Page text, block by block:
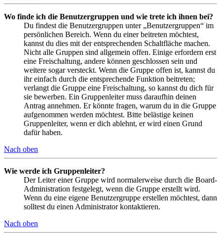
Wo finde ich die Benutzergruppen und wie trete ich ihnen bei?
Du findest die Benutzergruppen unter „Benutzergruppen“ im
persönlichen Bereich. Wenn du einer beitreten möchtest,
kannst du dies mit der entsprechenden Schaltfläche machen.
Nicht alle Gruppen sind allgemein offen. Einige erfordern erst
eine Freischaltung, andere können geschlossen sein und
weitere sogar versteckt. Wenn die Gruppe offen ist, kannst du
ihr einfach durch die entsprechende Funktion beitreten;
verlangt die Gruppe eine Freischaltung, so kannst du dich für
sie bewerben. Ein Gruppenleiter muss daraufhin deinen
Antrag annehmen. Er könnte fragen, warum du in die Gruppe
aufgenommen werden möchtest. Bitte belästige keinen
Gruppenleiter, wenn er dich ablehnt, er wird einen Grund
dafür haben.
Nach oben
Wie werde ich Gruppenleiter?
Der Leiter einer Gruppe wird normalerweise durch die Board-
Administration festgelegt, wenn die Gruppe erstellt wird.
Wenn du eine eigene Benutzergruppe erstellen möchtest, dann
solltest du einen Administrator kontaktieren.
Nach oben